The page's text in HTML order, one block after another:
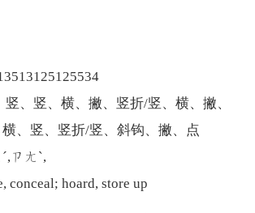
、竖、横、撇、竖折/竖、横、撇、
、竖、竖折/竖、斜钩、撇、点
ㄗㄤˋ,
conceal; hoard, store up